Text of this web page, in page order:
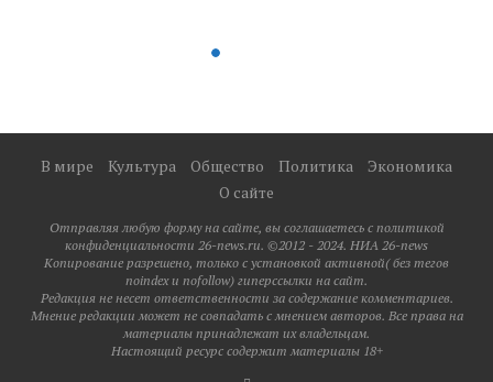
В мире Культура Общество Политика
Экономика
О сайте
Отправляя любую форму на сайте, вы соглашаетесь с политикой
конфиденциальности 26-news.ru. ©2012 - 2024. НИА 26-news
Копирование разрешено, только с установкой активной( без тегов
noindex и nofollow) гиперссылки на сайт.
Редакция не несет ответственности за содержание комментариев.
Мнение редакции может не совпадать с мнением авторов. Все права на
материалы принадлежат их владельцам.
Настоящий ресурс содержит материалы 18+